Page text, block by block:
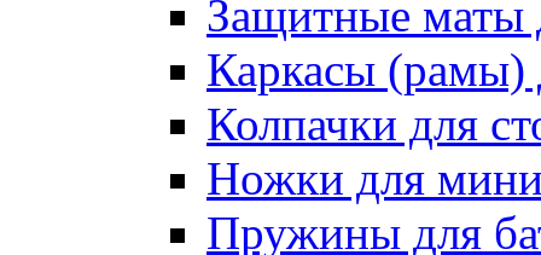
Защитные маты
Каркасы (рамы)
Колпачки для
Ножки для
Пружины для